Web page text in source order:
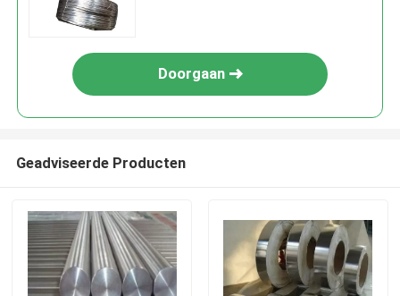
Doorgaan
Geadviseerde Producten